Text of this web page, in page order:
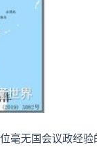
毫无国会议政经